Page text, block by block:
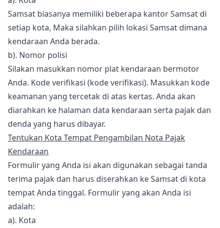
Samsat biasanya memiliki beberapa kantor Samsat di
setiap kota, Maka silahkan pilih lokasi Samsat dimana
kendaraan Anda berada.
b). Nomor polisi
Silakan masukkan nomor plat kendaraan bermotor
Anda. Kode verifikasi (kode verifikasi). Masukkan kode
keamanan yang tercetak di atas kertas. Anda akan
diarahkan ke halaman data kendaraan serta pajak dan
denda yang harus dibayar.
Tentukan Kota Tempat Pengambilan Nota Pajak
Kendaraan
Formulir yang Anda isi akan digunakan sebagai tanda
terima pajak dan harus diserahkan ke Samsat di kota
tempat Anda tinggal. Formulir yang akan Anda isi
adalah:
a). Kota